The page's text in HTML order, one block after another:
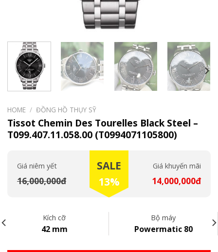
HOME / ĐỒNG HỒ THỤY SỸ
Tissot Chemin Des Tourelles Black Steel –
T099.407.11.058.00 (T0994071105800)
Giá niêm yết
16,000,000đ
Giá khuyến mãi
14,000,000đ
SALE
13%
Kích cỡ
42 mm
Bộ máy
Powermatic 80